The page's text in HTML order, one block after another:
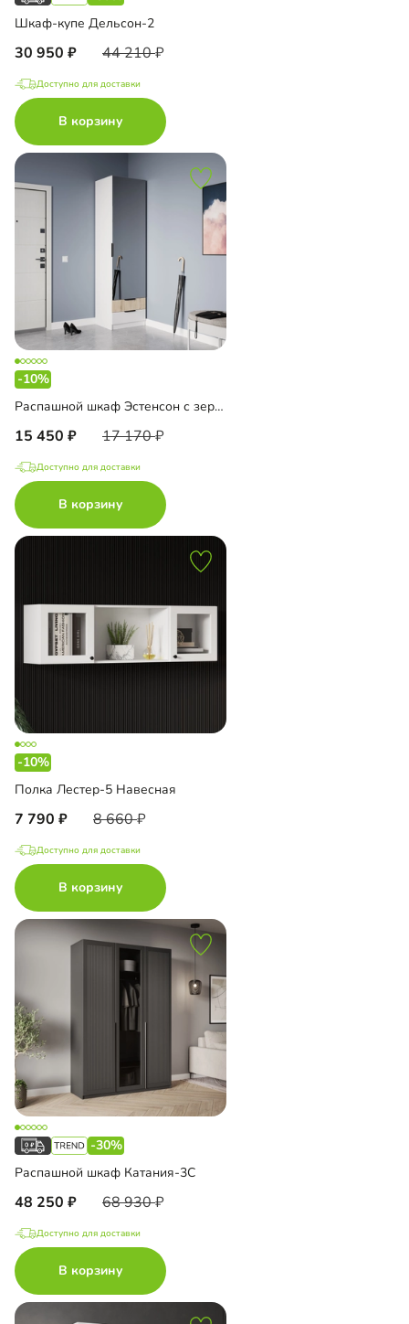
Шкаф-купе Дельсон-2
30 950 44 210
Доступно для доставки
В корзину
-10%
Распашной шкаф Эстенсон с зеркалом
15 450 17 170
Доступно для доставки
В корзину
-10%
Полка Лестер-5 Навесная
7 790 8 660
Доступно для доставки
В корзину
-30%
Распашной шкаф Катания-3С
48 250 68 930
Доступно для доставки
В корзину